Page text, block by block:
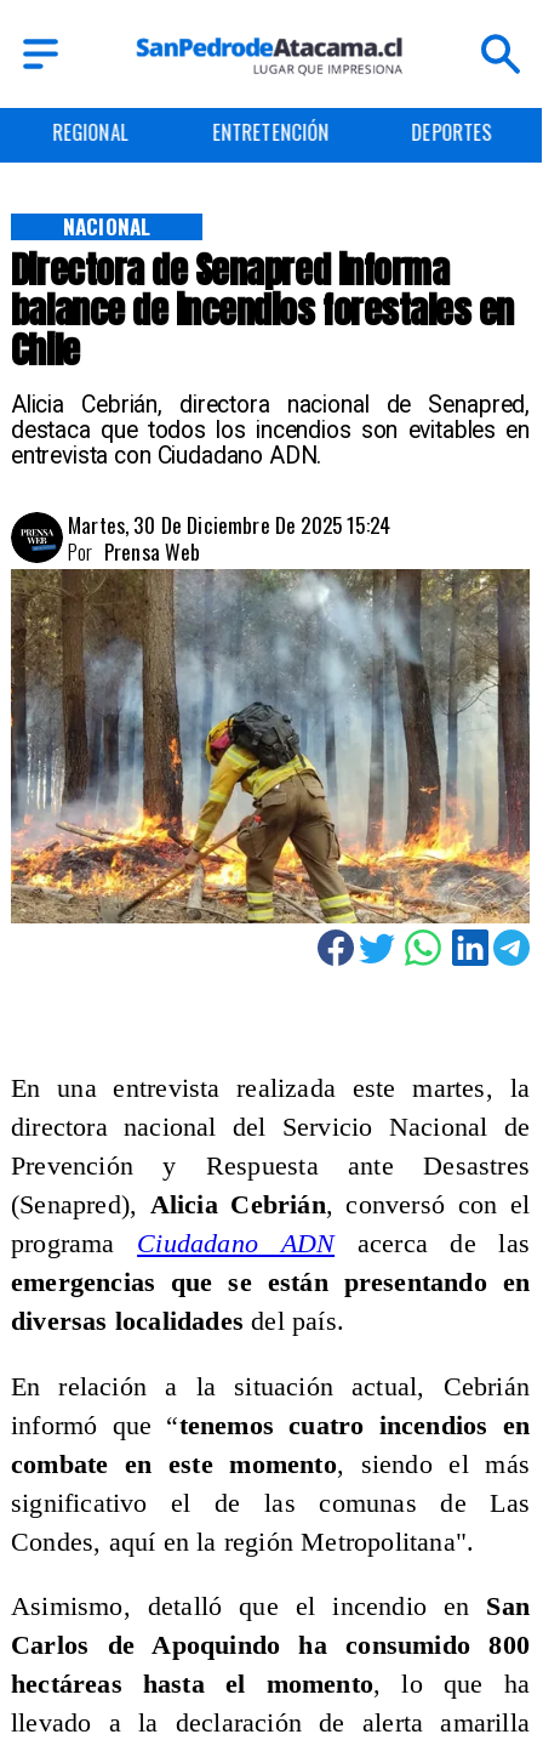
ENTRETENCIÓN DEPORTES CULTURA
Directora de Senapred informa
balance de incendios forestales en
Chile
Alicia Cebrián, directora nacional de Senapred,
destaca que todos los incendios son evitables en
entrevista con Ciudadano ADN.
NACIONAL
Martes, 30 De Diciembre De 2025 15:24
Prensa Web
Por
En una entrevista realizada este martes, la
directora nacional del Servicio Nacional de
Prevención y Respuesta ante Desastres
(Senapred), Alicia Cebrián, conversó con el
programa Ciudadano ADNacerca de las
emergencias que se están presentando en
diversas localidades del país.
En relación a la situación actual, Cebrián
informó que “tenemos cuatro incendios en
combate en este momento, siendo el más
significativo el de las comunas de Las
Condes, aquí en la región Metropolitana".
Asimismo, detalló que el incendio en San
Carlos de Apoquindo ha consumido 800
hectáreas hasta el momento, lo que ha
llevado a la declaración de alerta amarilla